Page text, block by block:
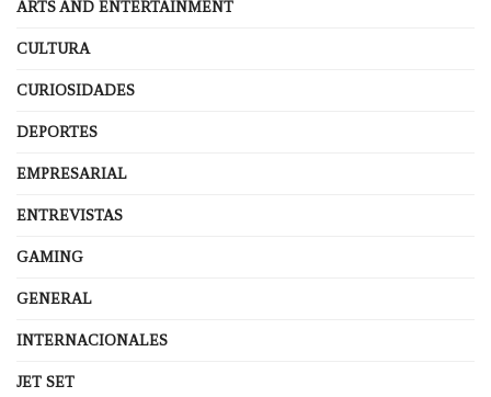
ARTS AND ENTERTAINMENT
CULTURA
CURIOSIDADES
DEPORTES
EMPRESARIAL
ENTREVISTAS
GAMING
GENERAL
INTERNACIONALES
JET SET